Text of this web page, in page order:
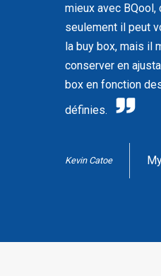
mieux avec BQool,
seulement il peut
la buy box, mais il
conserver en
box en fonction
définies.
Kevin Catoe